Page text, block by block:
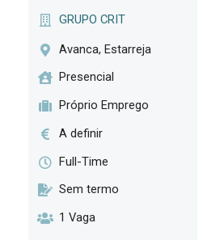
GRUPO CRIT
Avanca, Estarreja
Presencial
Próprio Emprego
A definir
Full-Time
Sem termo
1 Vaga